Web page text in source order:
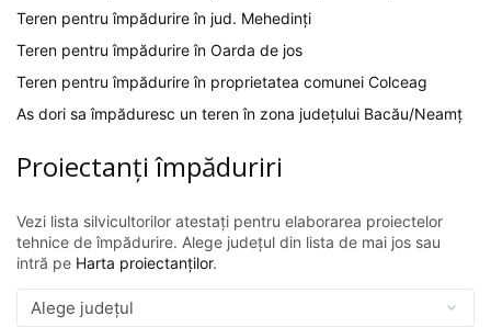
Teren pentru împădurire în jud. Mehedinți
Teren pentru împădurire în Oarda de jos
Teren pentru împădurire în proprietatea comunei Colceag
As dori sa împăduresc un teren în zona județului Bacău/Neamț
Proiectanți împăduriri
Vezi lista silvicultorilor atestați pentru elaborarea proiectelor
tehnice de împădurire. Alege județul din lista de mai jos sau
intră pe Harta proiectanților.